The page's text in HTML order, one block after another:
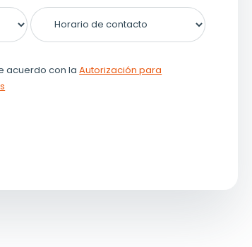
acuerdo con laAutorización para